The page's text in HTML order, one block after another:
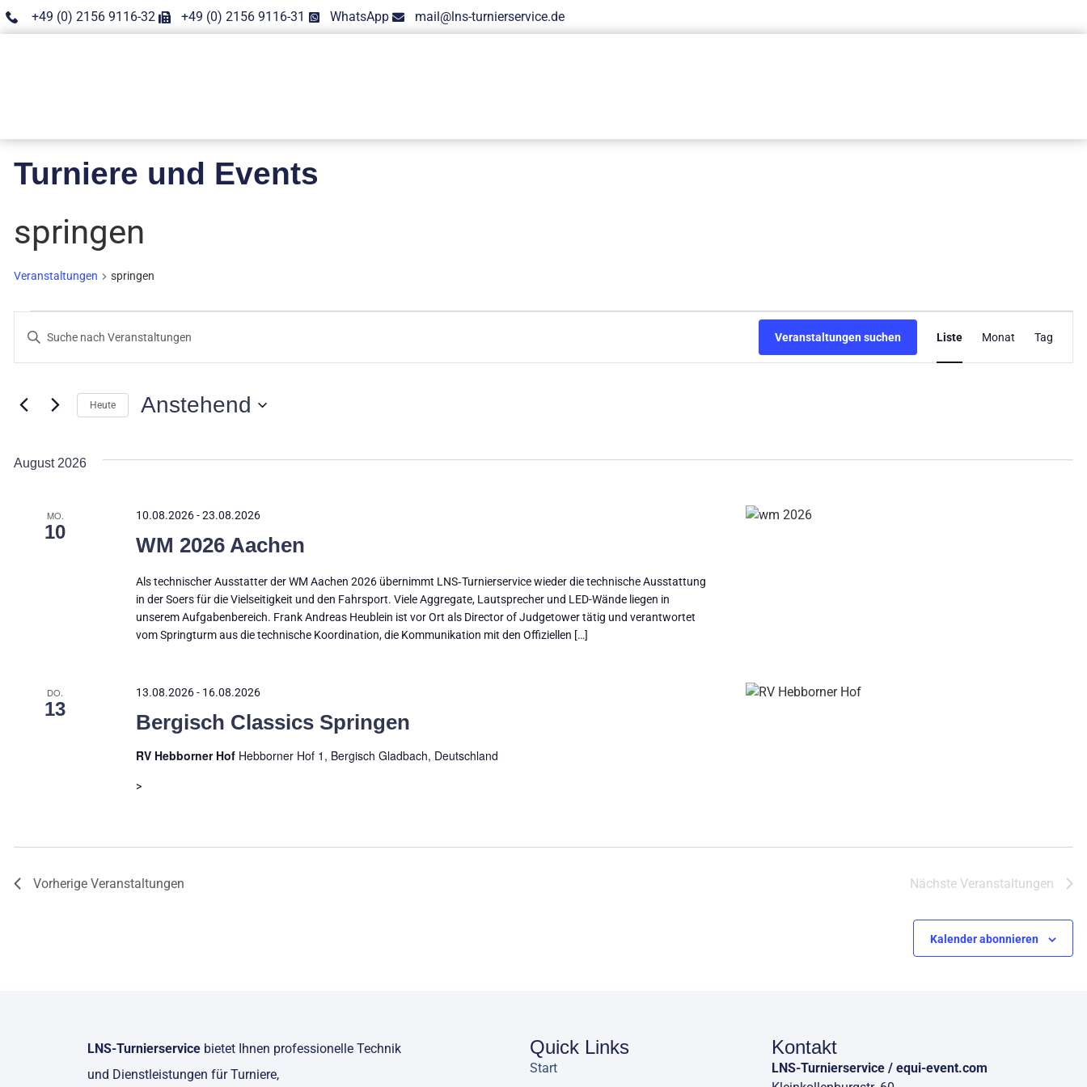
+49 (0) 2156 9116-32 +49 (0) 2156 9116-31 WhatsApp mail@lns-turnierservice.de
Turniere und Events
springen
Veranstaltungen springen
Veranstaltungen
Suche
Ansichten,
Navigation
Bitte
Schlüsselwort
Suche
Veranstaltungen
Schlüsselwort.
Veranstaltungen suchen Liste Monat Tag
Heute Anstehend
August 2026
MO.
10
WM 2026 Aachen
10.08.2026-23.08.2026
Als technischer Ausstatter der WM Aachen 2026 übernimmt LNS‑Turnierservice wieder die technische Ausstattung
in der Soers für die Vielseitigkeit und den Fahrsport. Viele Aggregate, Lautsprecher und LED-Wände liegen in
unserem Aufgabenbereich. Frank Andreas Heublein ist vor Ort als Director of Judgetower tätig und verantwortet
vom Springturm aus die technische Koordination, die Kommunikation mit den Offiziellen […]
DO.
13
Bergisch Classics Springen
13.08.2026- 16.08.2026
RV Hebborner Hof Hebborner Hof 1, Bergisch Gladbach, Deutschland
>
Vorherige Veranstaltungen Nächste Veranstaltungen
Kalender abonnieren
LNS-Turnierservicebietet Ihnen professionelle Technik
und Dienstleistungen für Turniere,
Quick Links
Start
Kontakt
LNS-Turnierservice / equi-event.com